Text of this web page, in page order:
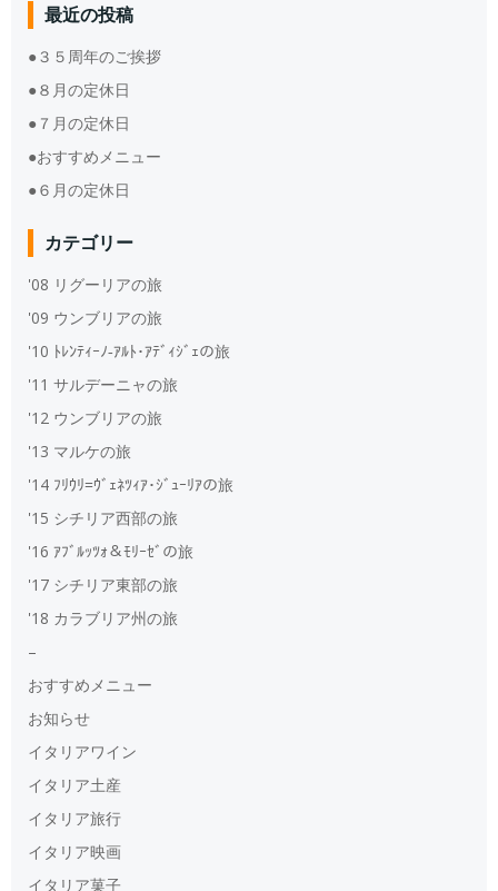
最近の投稿
●３５周年のご挨拶
●８月の定休日
●７月の定休日
●おすすめメニュー
●６月の定休日
カテゴリー
'08 リグーリアの旅
'09 ウンブリアの旅
'10 ﾄﾚﾝﾃｨｰﾉ‐ｱﾙﾄ･ｱﾃﾞｨｼﾞｪの旅
'11 サルデーニャの旅
'12 ウンブリアの旅
'13 マルケの旅
'14 ﾌﾘｳﾘ=ｳﾞｪﾈﾂｨｱ･ｼﾞｭｰﾘｱの旅
'15 シチリア西部の旅
'16 ｱﾌﾞﾙｯﾂｫ＆ﾓﾘｰｾﾞの旅
'17 シチリア東部の旅
'18 カラブリア州の旅
–
おすすめメニュー
お知らせ
イタリアワイン
イタリア土産
イタリア旅行
イタリア映画
イタリア菓子